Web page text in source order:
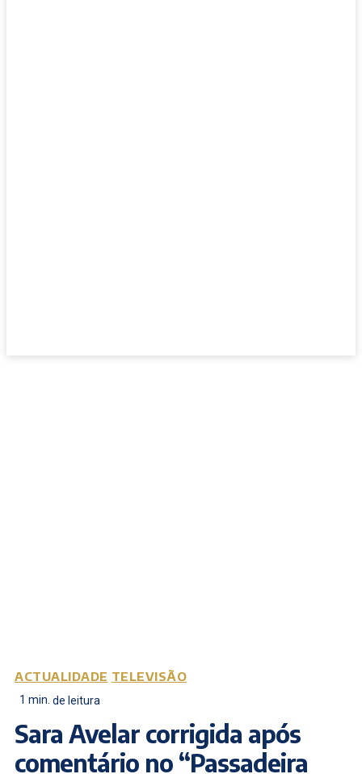
ACTUALIDADE TELEVISÃO
1 min. de leitura
Sara Avelar corrigida após
comentário no “Passadeira